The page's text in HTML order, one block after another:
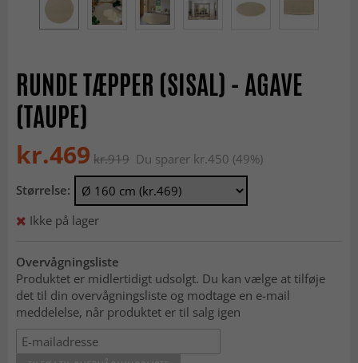
RUNDE TÆPPER (SISAL) - AGAVE
(TAUPE)
kr.469 kr.919 Du sparer kr.450 (49%)
Størrelse:
Ikke på lager
Overvågningsliste
Produktet er midlertidigt udsolgt. Du kan vælge at tilføje
det til din overvågningsliste og modtage en e-mail
meddelelse, når produktet er til salg igen